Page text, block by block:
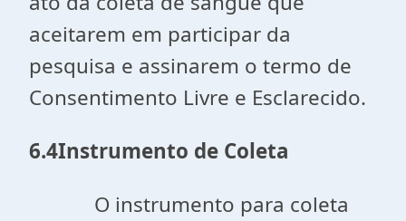
aceitarem em participar da
pesquisa e assinarem o termo de
Consentimento Livre e Esclarecido.
6.4Instrumento de Coleta
O instrumento para coleta